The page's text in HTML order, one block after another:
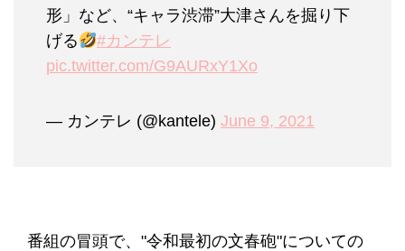
形」など、“キャラ渋滞”大津さんを掘り下
げる
#カンテレ
pic.twitter.com/G9AURxY1Xo
— カンテレ (@kantele) June 9, 2021
番組の冒頭で、"令和最初の文春砲"についての